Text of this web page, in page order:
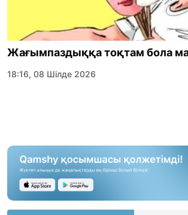
Жағымпаздыққа тоқтам бола
18:16, 08 Шілде 2026